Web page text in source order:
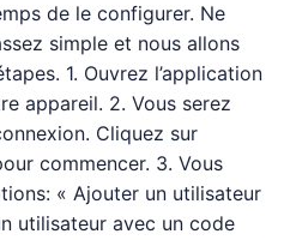
de le configurer. Ne
simple et nous allons
1. Ouvrez l’application
appareil. 2. Vous serez
Cliquez sur
commencer. 3. Vous
« Ajouter un utilisateur
utilisateur avec un code